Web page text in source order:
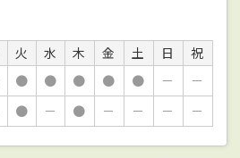
火 水 木 金 土 日
祝
● ● ● ● ● －
－
● － ● － － － －